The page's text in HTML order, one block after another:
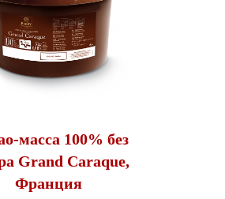
масса 100% без
Grand Caraque,
Франция